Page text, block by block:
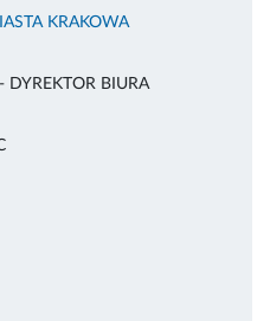
KRAKOWA
DYREKTOR BIURA